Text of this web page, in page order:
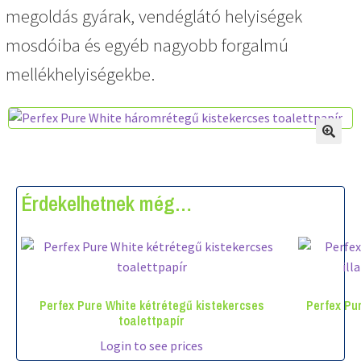
megoldás gyárak, vendéglátó helyiségek
mosdóiba és egyéb nagyobb forgalmú
mellékhelyiségekbe.
Érdekelhetnek még…
Perfex Pure White kétrétegű kistekercses
toalettpapír
Login to see prices
Perfex